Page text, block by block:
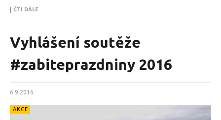
ČTI DÁLE
Vyhlášení soutěže
#zabiteprazdniny 2016
6.9.2016
AKCE